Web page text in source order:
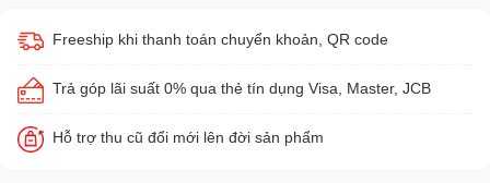
Freeship khi thanh toán chuyển khoản, QR code
Trả góp lãi suất 0% qua thẻ tín dụng Visa, Master, JCB
Hỗ trợ thu cũ đổi mới lên đời sản phẩm